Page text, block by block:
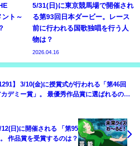
ト～
5/31(日)に東京競馬場で開催され
る第93回日本ダービー。レース
前に行われる国歌独唱を行う人
物は？
2026.04.16
】 3/10(金)に授賞式が行われる「第46回
カデミー賞」。 最優秀作品賞に選ばれるの
12(日)に開催される 「第95
作品賞を受賞するのは？